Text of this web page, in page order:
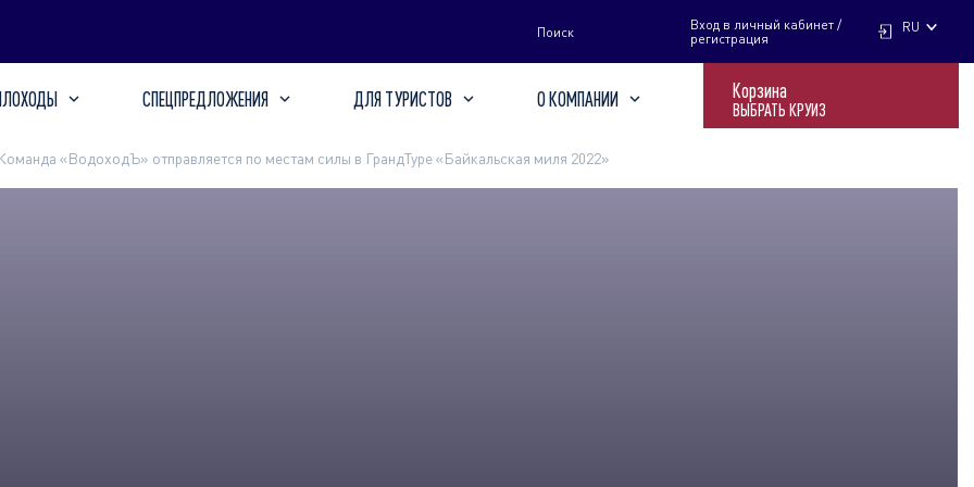
Поиск
Вход в личный кабинет /
регистрация
RU
СПЕЦПРЕДЛОЖЕНИЯ ДЛЯ ТУРИСТОВ О КОМПАНИИ Корзина
ВЫБРАТЬ КРУИЗ
Команда «ВодоходЪ» отправляется по местам силы в ГрандТуре «Байкальская миля 2022»